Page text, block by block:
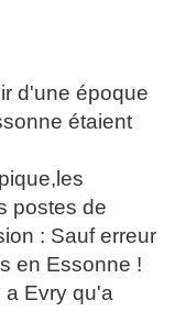
d'une époque
étaient
postes de
: Sauf erreur
en Essonne !
a Evry qu'a